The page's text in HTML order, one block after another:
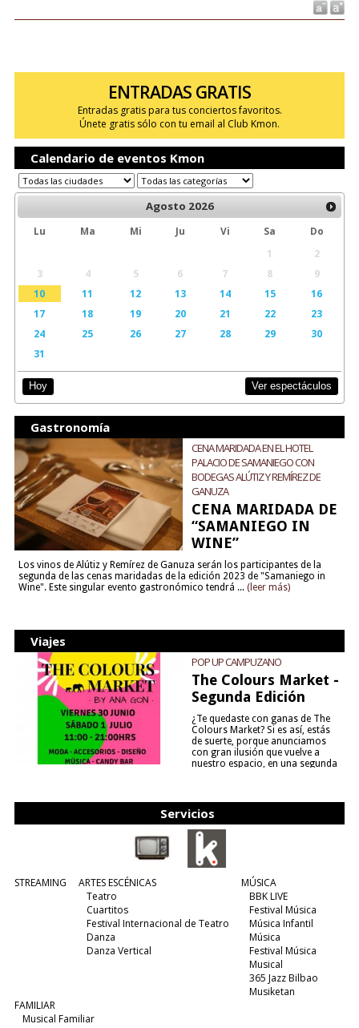
ENTRADAS GRATIS
Entradas gratis para tus conciertos favoritos.
Únete gratis sólo con tu email al Club Kmon.
Calendario de eventos Kmon
Agosto 2026
Lu Ma Mi Ju Vi Sa
Do
1
2
3
4 5 6 7 8
9
10
11 12 13 14 15
16
17
18 19 20 21 22
23
24
25 26 27 28 29
30
31
Hoy Ver espectáculos
Gastronomía
CENA MARIDADA EN EL HOTEL
PALACIO DE SAMANIEGO CON
BODEGAS ALÚTIZ Y REMÍREZ DE
GANUZA
CENA MARIDADA DE
“SAMANIEGO IN
WINE”
Los vinos de Alútiz y Remírez de Ganuza serán los participantes de la
segunda de las cenas maridadas de la edición 2023 de "Samaniego in
Wine". Este singular evento gastronómico tendrá ... (leer más)
Viajes
POP UP CAMPUZANO
The Colours Market -
Segunda Edición
¿Te quedaste con ganas de The
Colours Market? Si es así, estás
de suerte, porque anunciamos
con gran ilusión que vuelve a
nuestro espacio, en una segunda
Servicios
STREAMING
ARTES ESCÉNICAS
Teatro
Cuartitos
Festival Internacional de Teatro
Danza
Danza Vertical
MÚSICA
BBK LIVE
Festival Música
Música Infantil
Música
Festival Música
Musical
365 Jazz Bilbao
Musiketan
FAMILIAR
Musical Familiar